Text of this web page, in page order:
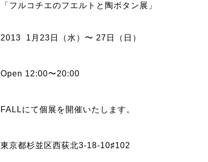
「フルコチエのフエルトと陶ボタン展」
2013 1 月23日（水）〜 27日（日）
Open 12:00〜20:00
FALLにて個展を開催いたします 。
東京都杉並区西荻北3-18-10♯102